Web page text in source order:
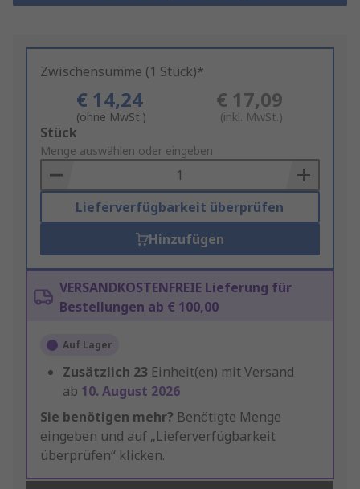
Zwischensumme (1 Stück)*
€ 14,24
(ohne MwSt.)
€ 17,09
(inkl. MwSt.)
Add
to
Basket
Stück
Menge auswählen oder eingeben
Lieferverfügbarkeit überprüfen
Hinzufügen
VERSANDKOSTENFREIE Lieferung für
Bestellungen ab € 100,00
Auf Lager
Zusätzlich 23 Einheit(en) mit Versand
ab 10. August 2026
Sie benötigen mehr? Benötigte Menge
eingeben und auf „Lieferverfügbarkeit
überprüfen“ klicken.